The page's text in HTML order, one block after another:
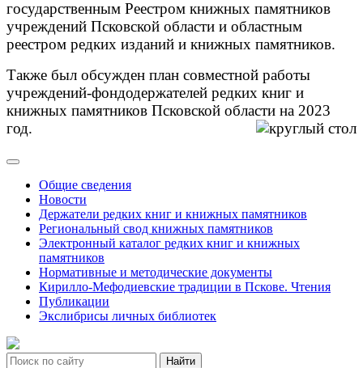
государственным Реестром книжных памятников
учреждений Псковской области и областным
реестром редких изданий и книжных памятников.
Также был обсужден план совместной работы
учреждений-фондодержателей редких книг и
книжных памятников Псковской области на 2023
год.
Общие сведения
Новости
Держатели редких книг и книжных памятников
Региональный свод книжных памятников
Электронный каталог редких книг и книжных
памятников
Нормативные и методические документы
Кирилло-Мефодиевские традиции в Пскове. Чтения
Публикации
Экслибрисы личных библиотек
Найти